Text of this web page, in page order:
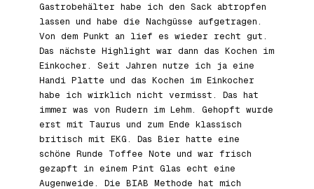
Gastrobehälter habe ich den Sack abtropfen
lassen und habe die Nachgüsse aufgetragen.
Von dem Punkt an lief es wieder recht gut.
Das nächste Highlight war dann das Kochen im
Einkocher. Seit Jahren nutze ich ja eine
Handi Platte und das Kochen im Einkocher
habe ich wirklich nicht vermisst. Das hat
immer was von Rudern im Lehm. Gehopft wurde
erst mit Taurus und zum Ende klassisch
britisch mit EKG. Das Bier hatte eine
schöne Runde Toffee Note und war frisch
gezapft in einem Pint Glas echt eine
Augenweide. Die BIAB Methode hat mich